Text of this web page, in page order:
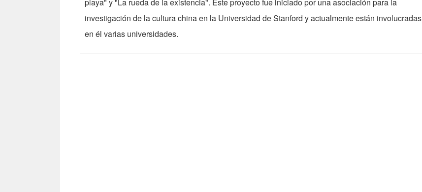
investigación de la cultura china en la Universidad de Stanford y actualmente están involucradas
en él varias universidades.